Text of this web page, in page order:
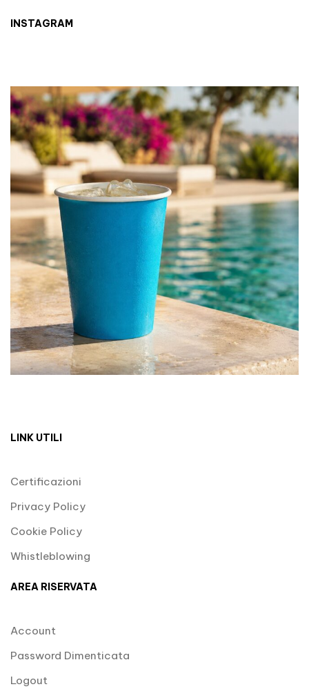
INSTAGRAM
LINK UTILI
Certificazioni
Privacy Policy
Cookie Policy
Whistleblowing
AREA RISERVATA
Account
Password Dimenticata
Logout